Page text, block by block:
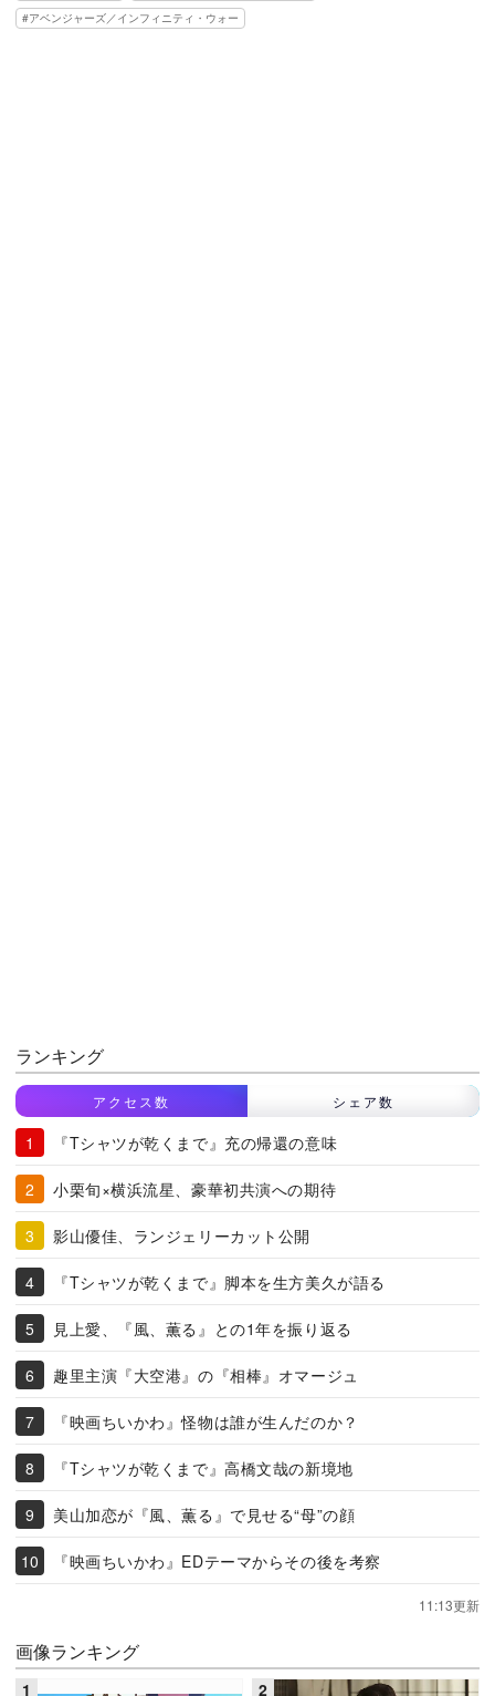
アベンジャーズ／インフィニティ・ウォー
ランキング
アクセス数 シェア数
『Tシャツが乾くまで』充の帰還の意味
小栗旬×横浜流星、豪華初共演への期待
影山優佳、ランジェリーカット公開
『Tシャツが乾くまで』脚本を生方美久が語る
見上愛、『風、薫る』との1年を振り返る
趣里主演『大空港』の『相棒』オマージュ
『映画ちいかわ』怪物は誰が生んだのか？
『Tシャツが乾くまで』高橋文哉の新境地
美山加恋が『風、薫る』で見せる“母”の顔
『映画ちいかわ』EDテーマからその後を考察
11:13更新
画像ランキング